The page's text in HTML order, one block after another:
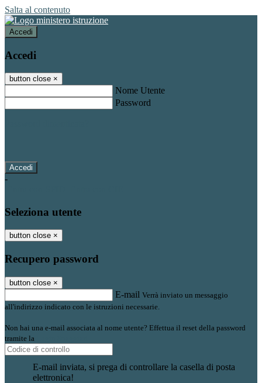
Salta al contenuto
Accedi
Accedi
button close ×
Nome Utente
Password
-
Seleziona utente
button close ×
Recupero password
button close ×
E-mail Verrà inviato un messaggio
all'indirizzo indicato con le istruzioni necessarie.
Non hai una e-mail associata al nome utente? Effettua il reset della password
tramite la
E-mail inviata, si prega di controllare la casella di posta
elettronica!